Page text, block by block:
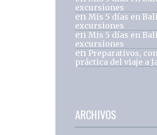
excursiones
en Mis 5 días en
excursiones
en Mis 5 días en
excursiones
en Preparativos,
práctica del viaje a
ARCHIVOS